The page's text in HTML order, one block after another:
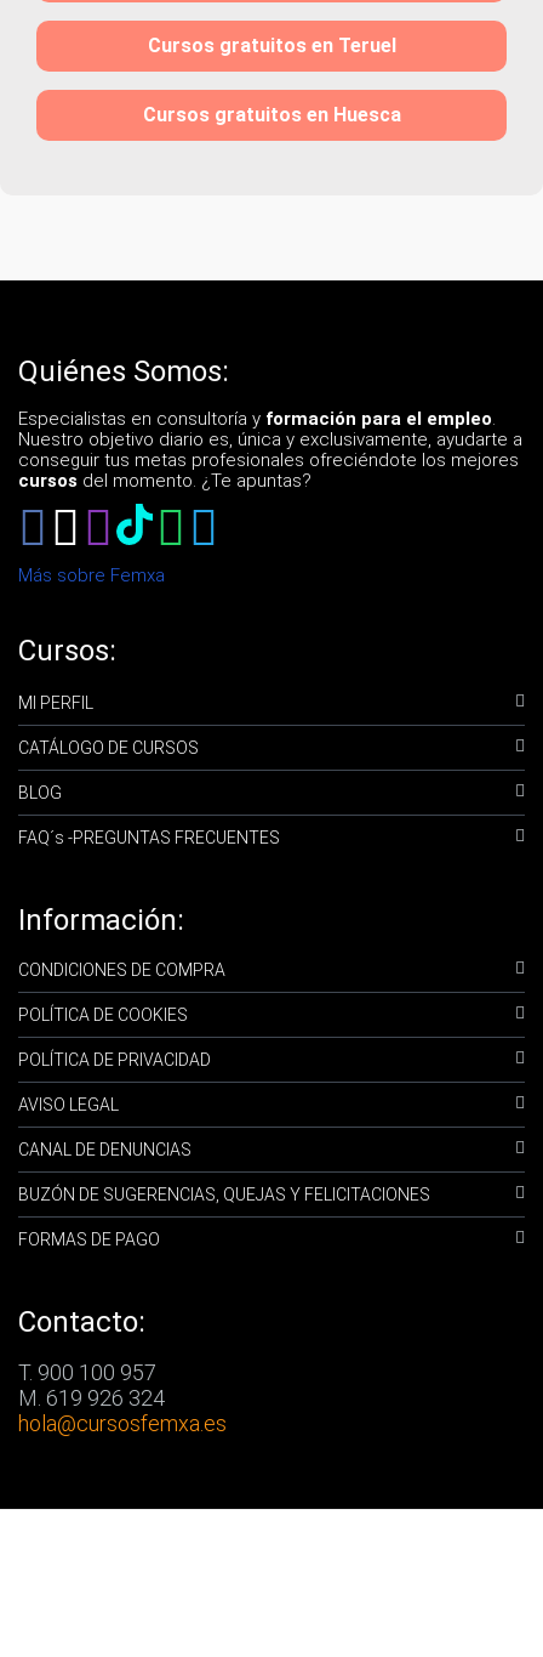
Cursos gratuitos en Teruel
Cursos gratuitos en Huesca
Quiénes Somos:
Especialistas en consultoría y formación para el empleo.
Nuestro objetivo diario es, única y exclusivamente, ayudarte a
conseguir tus metas profesionales ofreciéndote los mejores
cursos del momento. ¿Te apuntas?
Más sobre Femxa
Cursos:
MI PERFIL
CATÁLOGO DE CURSOS
BLOG
FAQ´s -PREGUNTAS FRECUENTES
Información:
CONDICIONES DE COMPRA
POLÍTICA DE COOKIES
POLÍTICA DE PRIVACIDAD
AVISO LEGAL
CANAL DE DENUNCIAS
BUZÓN DE SUGERENCIAS, QUEJAS Y FELICITACIONES
FORMAS DE PAGO
Contacto:
T. 900 100 957
M. 619 926 324
hola@cursosfemxa.es